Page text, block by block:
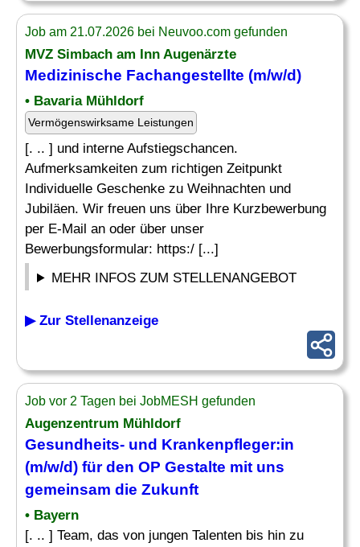
Job am 21.07.2026 bei Neuvoo.com gefunden
MVZ Simbach am Inn Augenärzte
Medizinische Fachangestellte (m/w/d)
• Bavaria Mühldorf
Vermögenswirksame Leistungen
[. .. ] und interne Aufstiegschancen.
Aufmerksamkeiten zum richtigen Zeitpunkt
Individuelle Geschenke zu Weihnachten und
Jubiläen. Wir freuen uns über Ihre Kurzbewerbung
per E-Mail an oder über unser
Bewerbungsformular: https:/ [...]
MEHR INFOS ZUM STELLENANGEBOT
▶ Zur Stellenanzeige
Job vor 2 Tagen bei JobMESH gefunden
Augenzentrum Mühldorf
Gesundheits- und Krankenpfleger:in
(m/w/d) für den OP Gestalte mit uns
gemeinsam die Zukunft
• Bayern
[. .. ] Team, das von jungen Talenten bis hin zu